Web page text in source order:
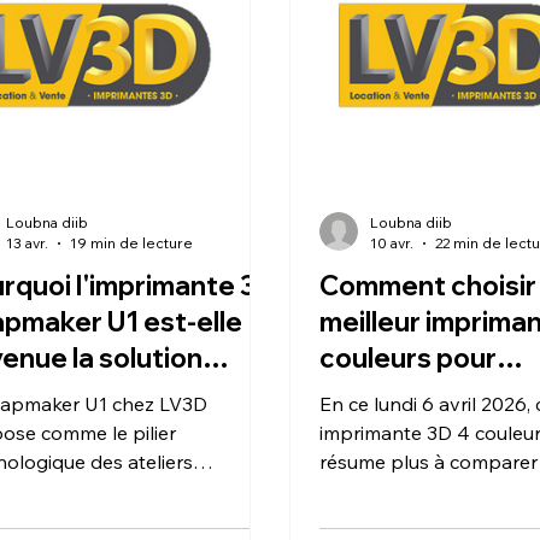
entre un système de
automatique robuste
prêt à l'emploi et une
logicielle sur Fusion
votre budget
l'imprimante 3D
U1 est-elle
la solution
pour les
de fabrication en
?
U1 chez LV3D
comme le pilier
des ateliers
Loubna diib
13 avr.
19 min de lecture
Comment
meilleur
couleurs pour
transformer vos
créatifs en 2026
En ce lundi 6 avril 2026,
imprimante 3D 4
résume plus à
Loubna diib
10 avr.
22 min de